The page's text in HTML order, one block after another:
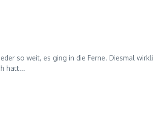
so weit, es ging in die Ferne. Diesmal
hatt...